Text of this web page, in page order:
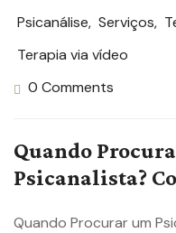
Psicanálise, Serviços,
Terapia via vídeo
0 Comments
Quando
Psicanalista?
Quando Procurar um